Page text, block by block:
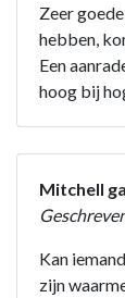
Zeer
hebben,
Een
hoog bij
Mitchell
Kan
zijn